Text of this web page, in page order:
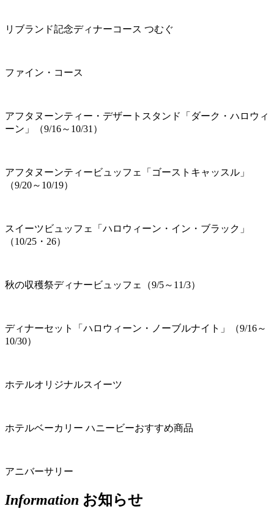
リブランド記念ディナーコース つむぐ
ファイン・コース
アフタヌーンティー・デザートスタンド「ダーク・ハロウィ
ーン」（9/16～10/31）
アフタヌーンティービュッフェ「ゴーストキャッスル」
（9/20～10/19）
スイーツビュッフェ「ハロウィーン・イン・ブラック」
（10/25・26）
秋の収穫祭ディナービュッフェ（9/5～11/3）
ディナーセット「ハロウィーン・ノーブルナイト」（9/16～
10/30）
ホテルオリジナルスイーツ
ホテルベーカリー ハニービーおすすめ商品
アニバーサリー
Information お知らせ